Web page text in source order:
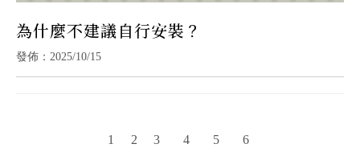
為什麼不建議自行安裝？
發佈：2025/10/15
1 2 3 4 5 6